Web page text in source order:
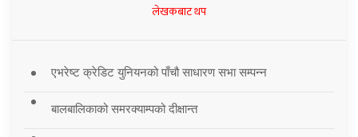
लेखकबाट थप
एभरेष्ट क्रेडिट युनियनको पाँचौ साधारण सभा सम्पन्न
बालबालिकाको समरक्याम्पको दीक्षान्त